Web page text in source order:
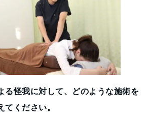
怪我に対して、どのような施術を
ください。